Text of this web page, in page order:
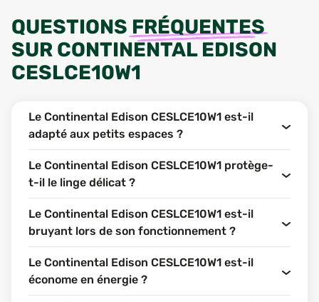
QUESTIONS FRÉQUENTES
SUR CONTINENTAL EDISON
CESLCE10W1
Le Continental Edison CESLCE10W1 est-il
adapté aux petits espaces ?
Le Continental Edison CESLCE10W1 protège-
t-il le linge délicat ?
Le Continental Edison CESLCE10W1 est-il
bruyant lors de son fonctionnement ?
Le Continental Edison CESLCE10W1 est-il
économe en énergie ?